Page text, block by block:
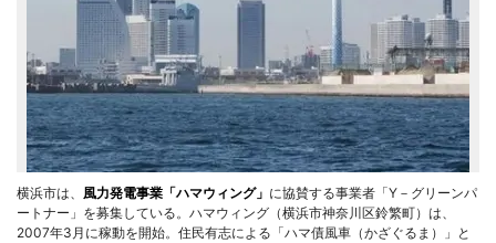
横浜市は、 風力発電事業「ハマウィング」 に協賛する事業者「Y－グリーンパ
ートナー」を募集している。ハマウィング（横浜市神奈川区鈴繁町）は、
2007年3月に稼動を開始。住民有志による「ハマ債風車（かざぐるま）」と